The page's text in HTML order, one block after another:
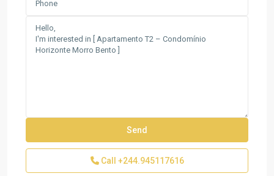
Call +244.945117616